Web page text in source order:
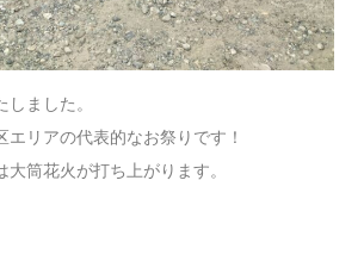
ました。
エリアの代表的なお祭りです！
大筒花火が打ち上がります。